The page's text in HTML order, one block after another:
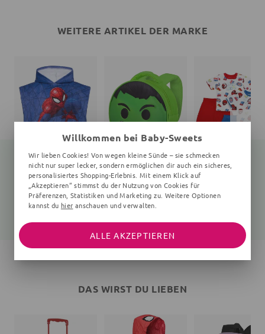
WEITERE ARTIKEL DER MARKE
Badeponcho Spiderman
100x50 cm, 1-4 Jahre, blau
Rucksack
uni
2 Teile
DAS WIRST DU LIEBEN
Willkommen bei Baby-Sweets
Wir lieben Cookies! Von wegen kleine Sünde – sie schmecken
nicht nur super lecker, sondern ermöglichen dir auch ein sicheres,
personalisiertes Shopping-Erlebnis. Mit einem Klick auf
„Akzeptieren“ stimmst du der Nutzung von Cookies für
Präferenzen, Statistiken und Marketing zu. Weitere Optionen
kannst du hier anschauen und verwalten.
ALLE AKZEPTIEREN